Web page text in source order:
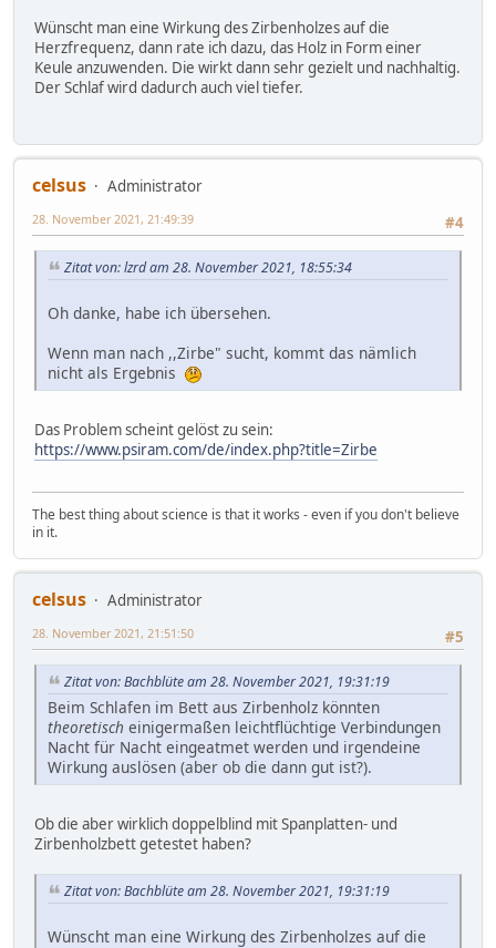
Wünscht man eine Wirkung des Zirbenholzes auf die
Herzfrequenz, dann rate ich dazu, das Holz in Form einer
Keule anzuwenden. Die wirkt dann sehr gezielt und nachhaltig.
Der Schlaf wird dadurch auch viel tiefer.
celsus
Administrator
#4
28. November 2021, 21:49:39
Zitat von: lzrd am 28. November 2021, 18:55:34
Oh danke, habe ich übersehen.
Wenn man nach ,,Zirbe" sucht, kommt das nämlich
nicht als Ergebnis
Das Problem scheint gelöst zu sein:
https://www.psiram.com/de/index.php?title=Zirbe
The best thing about science is that it works - even if you don't believe
in it.
celsus
Administrator
#5
28. November 2021, 21:51:50
Zitat von: Bachblüte am 28. November 2021, 19:31:19
Beim Schlafen im Bett aus Zirbenholz könnten
theoretisch einigermaßen leichtflüchtige Verbindungen
Nacht für Nacht eingeatmet werden und irgendeine
Wirkung auslösen (aber ob die dann gut ist?).
Ob die aber wirklich doppelblind mit Spanplatten- und
Zirbenholzbett getestet haben?
Zitat von: Bachblüte am 28. November 2021, 19:31:19
Wünscht man eine Wirkung des Zirbenholzes auf die